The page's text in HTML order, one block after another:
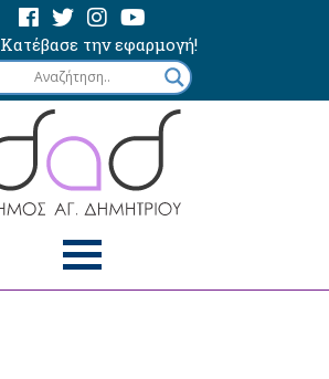
Κατέβασε την εφαρμογή!